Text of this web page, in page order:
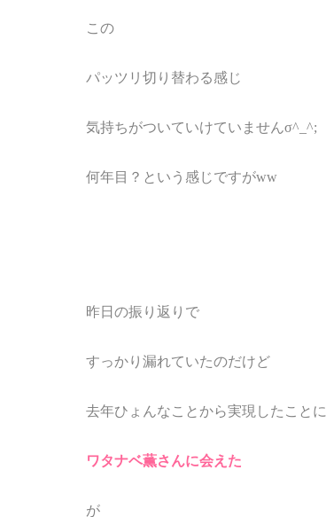
この
パッツリ切り替わる感じ
気持ちがついていけていませんσ^_^;
何年目？という感じですがww
昨日の振り返りで
すっかり漏れていたのだけど
去年ひょんなことから実現したことに
ワタナベ薫さんに会えた
が